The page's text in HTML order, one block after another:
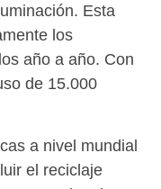
Esta
los
año a año. Con
de 15.000
a nivel mundial
el reciclaje